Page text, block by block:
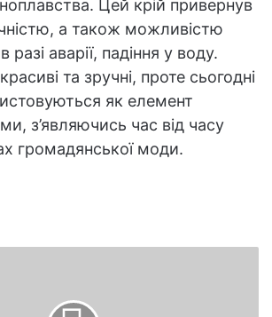
Цей крій привернув
а також можливістю
аварії, падіння у воду.
та зручні, проте сьогодні
як елемент
з’являючись час від часу
громадянської моди.